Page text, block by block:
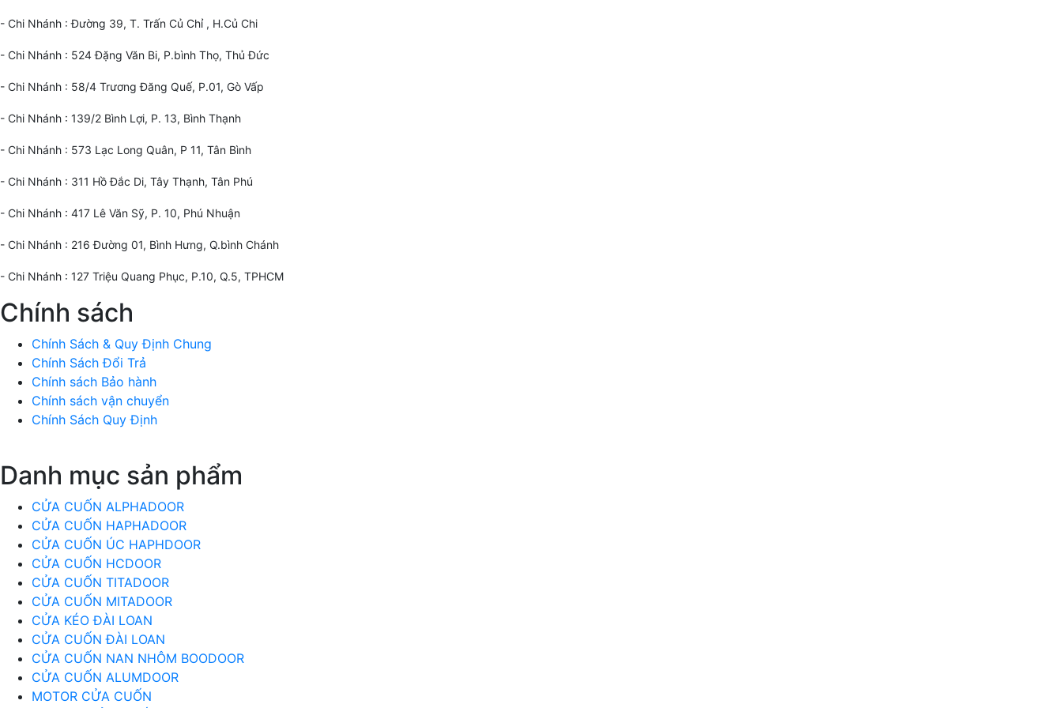
- Chi Nhánh : Đường 39, T. Trấn Củ Chỉ , H.Củ Chi
- Chi Nhánh : 524 Đặng Văn Bi, P.bình Thọ, Thủ Đức
- Chi Nhánh : 58/4 Trương Đăng Quế, P.01, Gò Vấp
- Chi Nhánh : 139/2 Bình Lợi, P. 13, Bình Thạnh
- Chi Nhánh : 573 Lạc Long Quân, P 11, Tân Bình
- Chi Nhánh : 311 Hồ Đắc Di, Tây Thạnh, Tân Phú
- Chi Nhánh : 417 Lê Văn Sỹ, P. 10, Phú Nhuận
- Chi Nhánh : 216 Đường 01, Bình Hưng, Q.bình Chánh
- Chi Nhánh : 127 Triệu Quang Phục, P.10, Q.5, TPHCM
Chính sách
Chính Sách & Quy Định Chung
Chính Sách Đổi Trả
Chính sách Bảo hành
Chính sách vận chuyển
Chính Sách Quy Định
Danh mục sản phẩm
CỬA CUỐN ALPHADOOR
CỬA CUỐN HAPHADOOR
CỬA CUỐN ÚC HAPHDOOR
CỬA CUỐN HCDOOR
CỬA CUỐN TITADOOR
CỬA CUỐN MITADOOR
CỬA KÉO ĐÀI LOAN
CỬA CUỐN ĐÀI LOAN
CỬA CUỐN NAN NHÔM BOODOOR
CỬA CUỐN ALUMDOOR
MOTOR CỬA CUỐN